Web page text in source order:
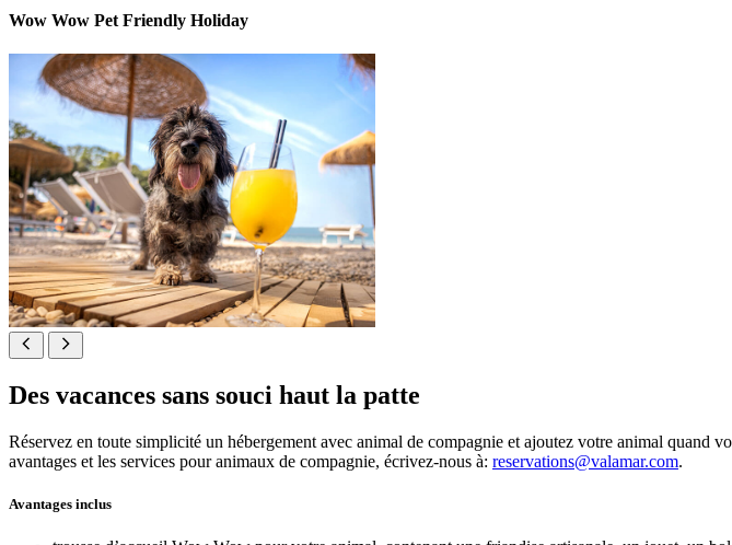
Wow Wow Pet Friendly Holiday
Des vacances sans souci haut la patte
Réservez en toute simplicité un hébergement avec animal de compagnie et ajoutez votre animal quand
avantages et les services pour animaux de compagnie, écrivez-nous à: reservations@valamar.com.
Avantages inclus